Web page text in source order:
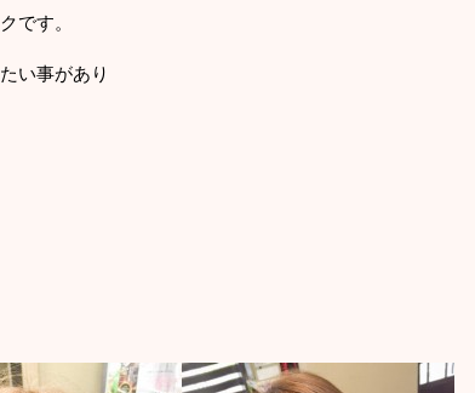
です。
い事があり